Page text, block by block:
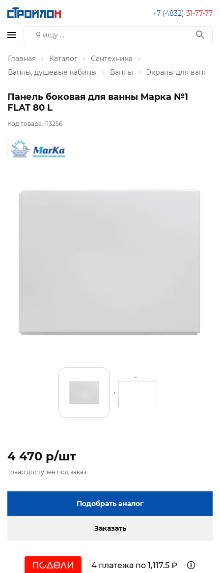
+7 (4832) 31-77-77
Главная Каталог
Сантехника
Ванны, душевые кабины
Ванны Экраны для ванн
Панель боковая для ванны Марка №1
FLAT 80 L
Код товара: 113256
4 470 p/шт
Товар доступен под заказ
Подобрать аналог
Заказать
4 платежа по 1,117.5 ₽